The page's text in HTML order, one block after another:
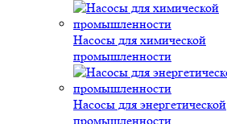
Насосы для химической
промышленности
Насосы для энергетической
промышленности